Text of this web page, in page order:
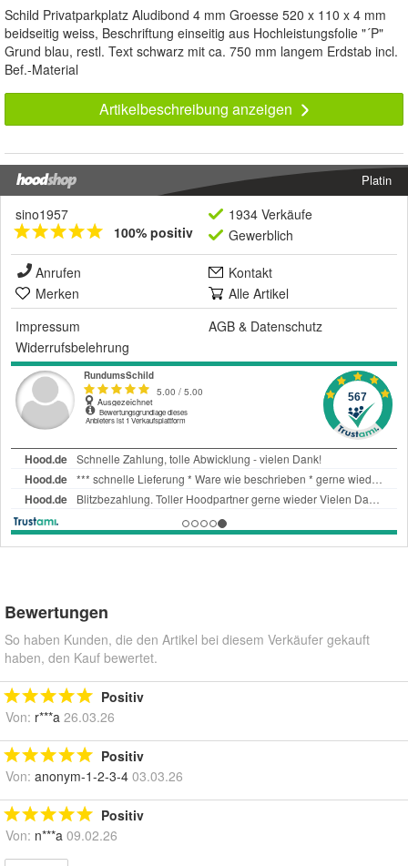
Schild Privatparkplatz Aludibond 4 mm Groesse 520 x 110 x 4 mm
beidseitig weiss, Beschriftung einseitig aus Hochleistungsfolie "´P"
Grund blau, restl. Text schwarz mit ca. 750 mm langem Erdstab incl.
Bef.-Material
Artikelbeschreibung anzeigen
Platin
sino1957
100% positiv
1934 Verkäufe
Gewerblich
Anrufen
Kontakt
Merken
Alle Artikel
Impressum
AGB & Datenschutz
Widerrufsbelehrung
Bewertungen
So haben Kunden, die den Artikel bei diesem Verkäufer gekauft
haben, den Kauf bewertet.
Positiv
Von: r***a 26.03.26
Positiv
Von: anonym-1-2-3-4 03.03.26
Positiv
Von: n***a 09.02.26